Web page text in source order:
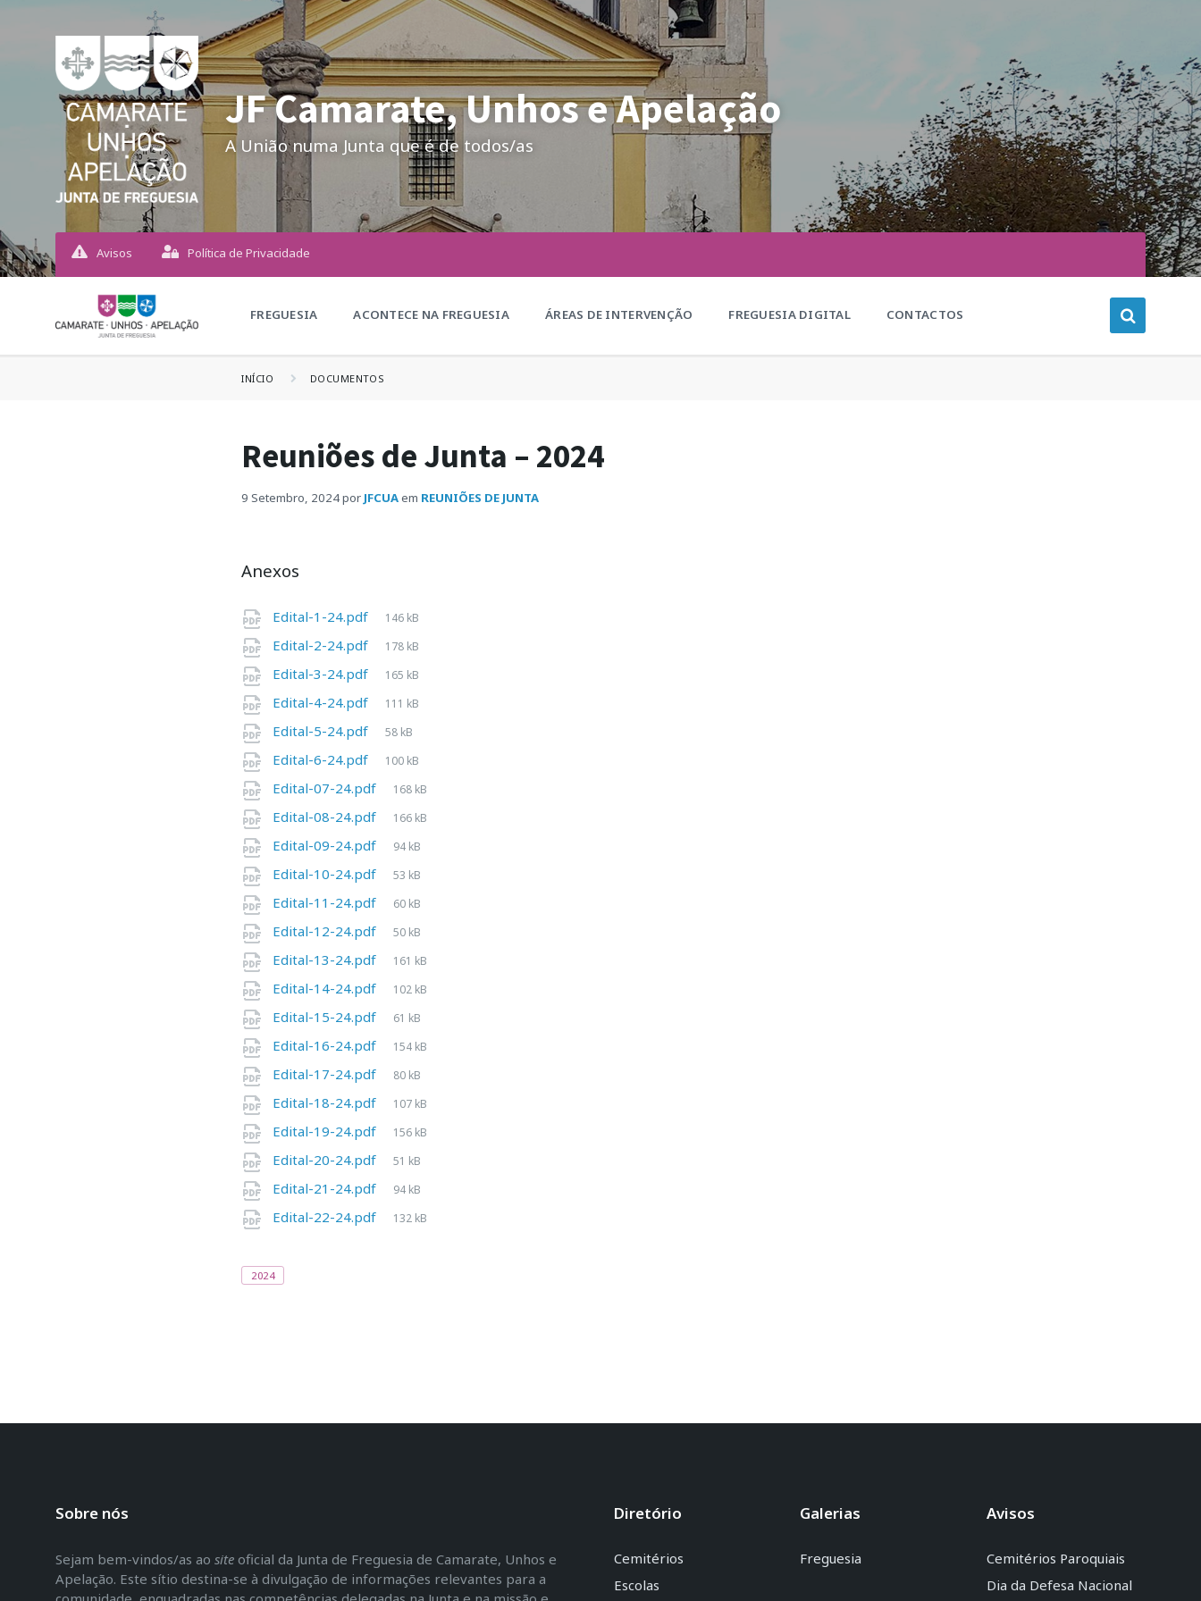
JF Camarate, Unhos e Apelação
A União numa Junta que é de todos/as
Avisos Política de Privacidade
FREGUESIA ACONTECE NA FREGUESIA ÁREAS DE INTERVENÇÃO FREGUESIA DIGITAL CONTACTOS
INÍCIO DOCUMENTOS
Reuniões de Junta – 2024
9 Setembro, 2024por JFCUAem REUNIÕES DE JUNTA
Anexos
Edital-1-24.pdf 146 kB
Edital-2-24.pdf 178 kB
Edital-3-24.pdf 165 kB
Edital-4-24.pdf 111 kB
Edital-5-24.pdf 58 kB
Edital-6-24.pdf 100 kB
Edital-07-24.pdf 168 kB
Edital-08-24.pdf 166 kB
Edital-09-24.pdf 94 kB
Edital-10-24.pdf 53 kB
Edital-11-24.pdf 60 kB
Edital-12-24.pdf 50 kB
Edital-13-24.pdf 161 kB
Edital-14-24.pdf 102 kB
Edital-15-24.pdf 61 kB
Edital-16-24.pdf 154 kB
Edital-17-24.pdf 80 kB
Edital-18-24.pdf 107 kB
Edital-19-24.pdf 156 kB
Edital-20-24.pdf 51 kB
Edital-21-24.pdf 94 kB
Edital-22-24.pdf 132 kB
TAGS:
2024
Sobre nós
Sejam bem-vindos/as ao site oficial da Junta de Freguesia de Camarate, Unhos e
Apelação. Este sítio destina-se à divulgação de informações relevantes para a
Diretório
Cemitérios
Escolas
Galerias
Freguesia
Avisos
Cemitérios Paroquiais
Dia da Defesa Nacional